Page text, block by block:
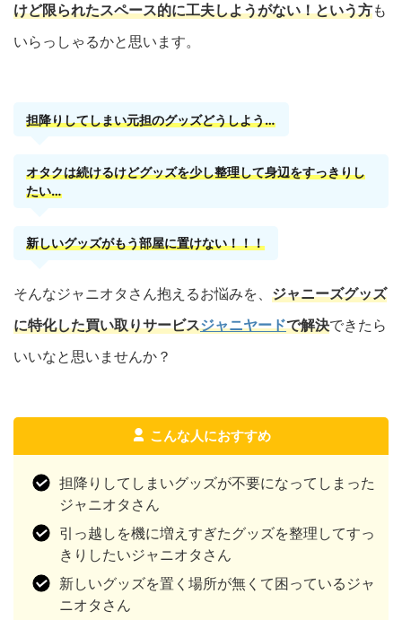
けど限られたスペース的に工夫しようがない！という方も
いらっしゃるかと思います。
担降りしてしまい元担のグッズどうしよう…
オタクは続けるけどグッズを少し整理して身辺をすっきりし
たい…
新しいグッズがもう部屋に置けない！！！
そんなジャニオタさん抱えるお悩みを、 ジャニーズグッズ
に特化した買い取りサービスジャニヤードで解決できたら
いいなと思いませんか？
こんな人におすすめ
担降りしてしまいグッズが不要になってしまった
ジャニオタさん
引っ越しを機に増えすぎたグッズを整理してすっ
きりしたいジャニオタさん
新しいグッズを置く場所が無くて困っているジャ
ニオタさん